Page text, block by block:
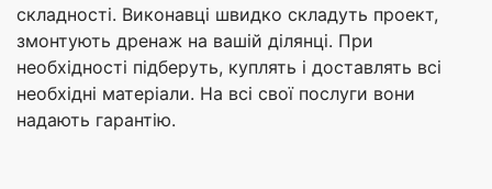
складності. Виконавці швидко складуть проект,
змонтують дренаж на вашій ділянці. При
необхідності підберуть, куплять і доставлять всі
необхідні матеріали. На всі свої послуги вони
надають гарантію.